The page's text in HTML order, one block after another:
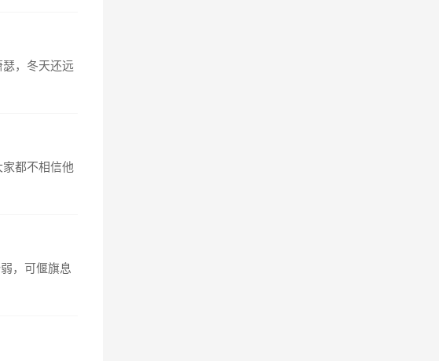
，冬天还远
都不相信他
，可偃旗息